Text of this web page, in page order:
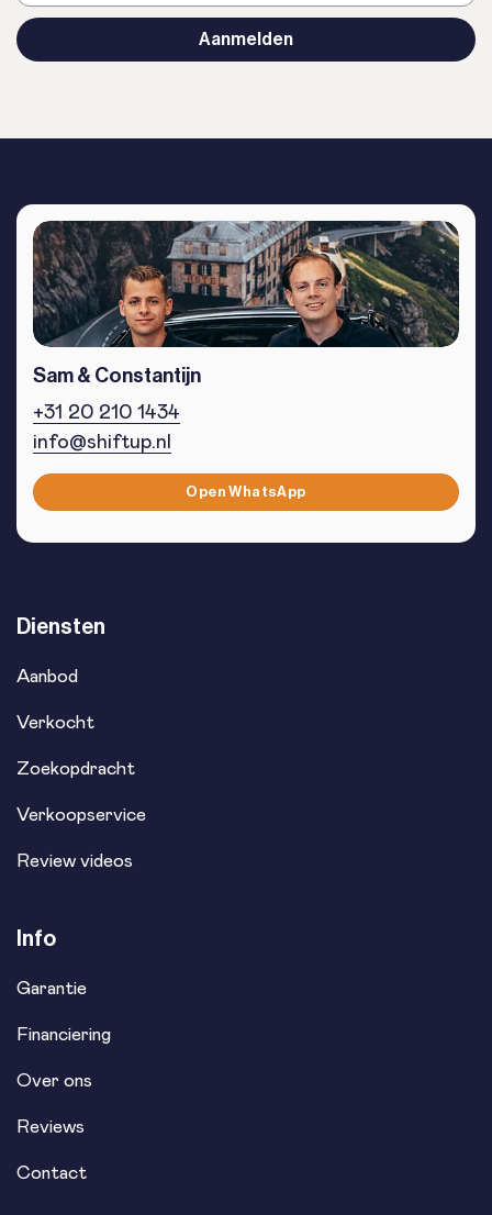
Aanmelden
Sam & Constantijn
+31 20 210 1434
info@shiftup.nl
Open WhatsApp
Diensten
Aanbod
Verkocht
Zoekopdracht
Verkoopservice
Review videos
Info
Garantie
Financiering
Over ons
Reviews
Contact